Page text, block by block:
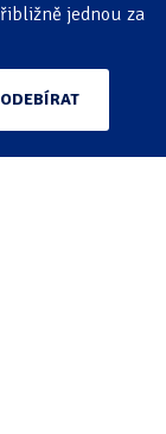
jednou za